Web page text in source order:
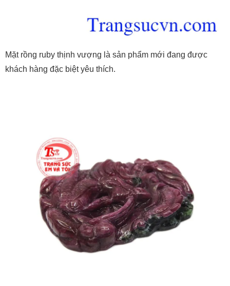
Mặt rồng ruby thịnh vượng là sản phẩm mới đang được
khách hàng đặc biệt yêu thích.